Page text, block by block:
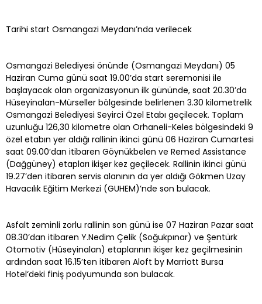
Tarihi start Osmangazi Meydanı’nda verilecek
Osmangazi Belediyesi önünde (Osmangazi Meydanı) 05
Haziran Cuma günü saat 19.00’da start seremonisi ile
başlayacak olan organizasyonun ilk gününde, saat 20.30’da
Hüseyinalan-Mürseller bölgesinde belirlenen 3.30 kilometrelik
Osmangazi Belediyesi Seyirci Özel Etabı geçilecek. Toplam
uzunluğu 126,30 kilometre olan Orhaneli-Keles bölgesindeki 9
özel etabın yer aldığı rallinin ikinci günü 06 Haziran Cumartesi
saat 09.00’dan itibaren Göynükbelen ve Remed Assistance
(Dağgüney) etapları ikişer kez geçilecek. Rallinin ikinci günü
19.27’den itibaren servis alanının da yer aldığı Gökmen Uzay
Havacılık Eğitim Merkezi (GUHEM)’nde son bulacak.
Asfalt zeminli zorlu rallinin son günü ise 07 Haziran Pazar saat
08.30’dan itibaren Y.Nedim Çelik (Soğukpınar) ve Şentürk
Otomotiv (Hüseyinalan) etaplarının ikişer kez geçilmesinin
ardından saat 16.15’ten itibaren Aloft by Marriott Bursa
Hotel‘deki finiş podyumunda son bulacak.